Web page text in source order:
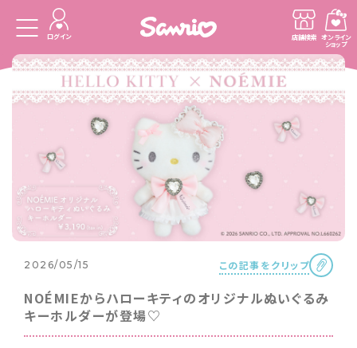
ログイン 店舗検索 オンライン
ショップ
2026/05/15 この記事をクリップ
NOÉMIEからハローキティのオリジナルぬいぐるみ
キーホルダーが登場♡